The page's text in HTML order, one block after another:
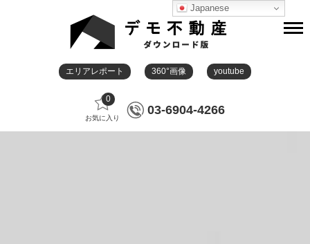
エリアレポート 360°画像 youtube
0
お気に入り
03-6904-4266
Japanese